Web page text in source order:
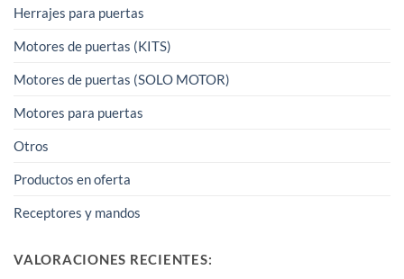
Herrajes para puertas
Motores de puertas (KITS)
Motores de puertas (SOLO MOTOR)
Motores para puertas
Otros
Productos en oferta
Receptores y mandos
VALORACIONES RECIENTES: